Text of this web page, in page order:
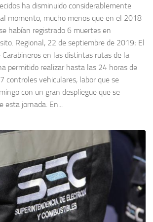
ha disminuido considerablemente
momento, mucho menos que en el 2018
habían registrado 6 muertes en
Regional, 22 de septiembre de 2019; El
Carabineros en las distintas rutas de la
permitido realizar hasta las 24 horas de
controles vehiculares, labor que se
con un gran despliegue que se
jornada. En...